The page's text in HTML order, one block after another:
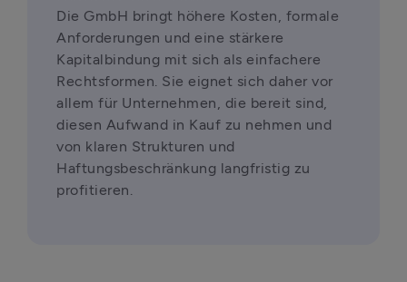
Die GmbH bringt höhere Kosten, formale
Anforderungen und eine stärkere
Kapitalbindung mit sich als einfachere
Rechtsformen. Sie eignet sich daher vor
allem für Unternehmen, die bereit sind,
diesen Aufwand in Kauf zu nehmen und
von klaren Strukturen und
Haftungsbeschränkung langfristig zu
profitieren.